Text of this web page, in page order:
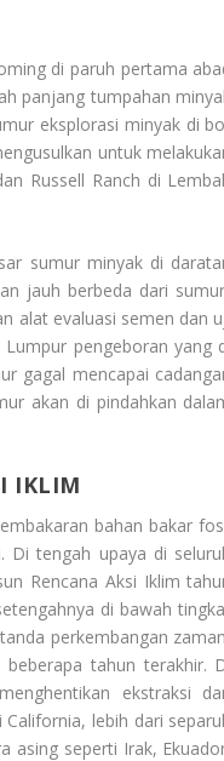
di paruh pertama
panjang tumpahan
eksplorasi minyak di
untuk
Russell Ranch di
sumur minyak di
jauh berbeda dari
alat evaluasi semen dan
pengeboran yang
gagal mencapai
akan di pindahkan
IKLIM
bahan bakar
Di tengah upaya di
Rencana Aksi Iklim
di bawah
perkembangan
tahun terakhir.
ekstraksi
lebih dari
asing seperti Irak,